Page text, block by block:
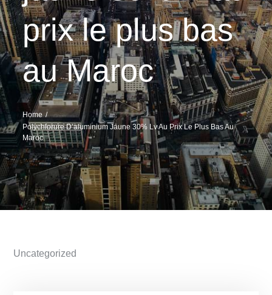
prix le plus bas
au Maroc
Home
Polychlorure D’aluminium Jaune 30% Lv Au Prix Le Plus Bas Au
Maroc
Uncategorized